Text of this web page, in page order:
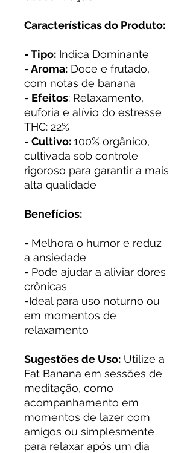
Características do Produto:
- Tipo: Indica Dominante
- Aroma: Doce e frutado,
com notas de banana
- Efeitos: Relaxamento,
euforia e alívio do estresse
THC: 22%
- Cultivo:100% orgânico,
cultivada sob controle
rigoroso para garantir a mais
alta qualidade
Benefícios:
- Melhora o humor e reduz
a ansiedade
- Pode ajudar a aliviar dores
crônicas
-Ideal para uso noturno ou
em momentos de
relaxamento
Sugestões de Uso: Utilize a
Fat Banana em sessões de
meditação, como
acompanhamento em
momentos de lazer com
amigos ou simplesmente
para relaxar após um dia